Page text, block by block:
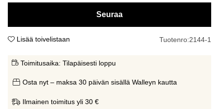
Seuraa
Lisää toivelistaan Tuotenro:2144-1
Toimitusaika: Tilapäisesti loppu
Osta nyt – maksa 30 päivän sisällä Walleyn kautta
Ilmainen toimitus yli 30 €